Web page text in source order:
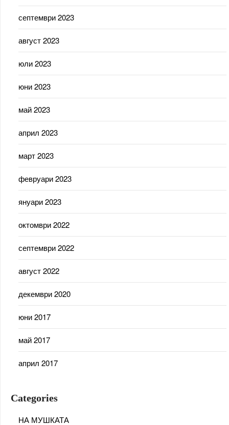
септември 2023
август 2023
юли 2023
юни 2023
май 2023
април 2023
март 2023
февруари 2023
януари 2023
октомври 2022
септември 2022
август 2022
декември 2020
юни 2017
май 2017
април 2017
Categories
НА МУШКАТА